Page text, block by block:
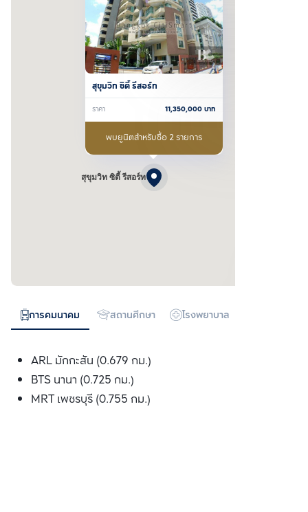
สุขุมวิท ซิตี้ รีสอร์ท
สุขุมวิท ซิตี้ รีสอร์ท
ราคา 11,350,000บาท
พบยูนิตสำหรับซื้อ 2 รายการ
การคมนาคม สถานศึกษา โรงพยาบาล
ARL มักกะสัน (0.679 กม.)
BTS นานา (0.725 กม.)
MRT เพชรบุรี (0.755 กม.)